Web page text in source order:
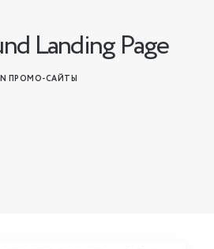
Landing Page
ПРОМО-САЙТЫ